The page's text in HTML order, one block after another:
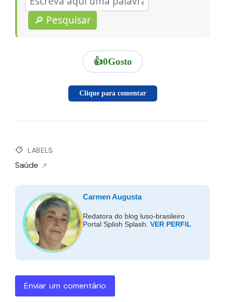
🔎 Pesquisar
👍0Gosto
Clique para comentar
LABELS
Saúde
Carmen Augusta
Redatora do blog luso-brasileiro
Portal Splish Splash. VER PERFIL
Enviar um comentário